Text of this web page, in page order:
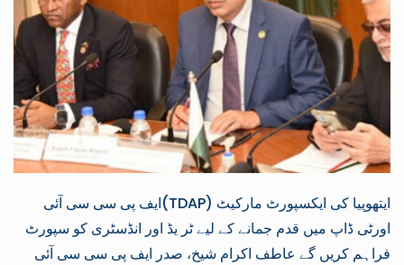
ایتھوپیا کی ایکسپورٹ مارکیٹ (TDAP)ایف پی سی سی آئی
اورٹی ڈاپ میں قدم جمانے کے لیے ٹر یڈ اور انڈسٹری کو سپورٹ
فراہم کریں گے عاطف اکرام شیخ، صدر ایف پی سی سی آئی